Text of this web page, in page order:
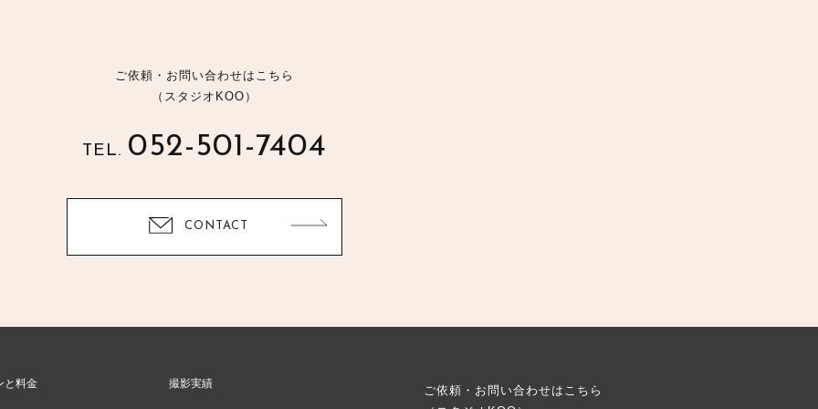
ご依頼・お問い合わせはこちら
（スタジオKOO）
TEL. 052-501-7404
CONTACT
と料金 撮影実績
ご依頼・お問い合わせはこちら